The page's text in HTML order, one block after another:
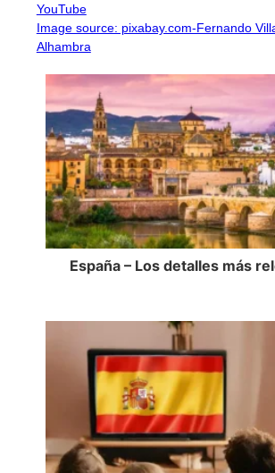
YouTube
Image source: pixabay.com-Fernando
Alhambra
España – Los detalles más